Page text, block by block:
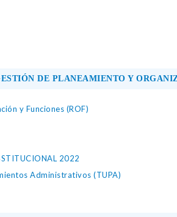
DE PLANEAMIENTO Y
y Funciones (ROF)
2022
Administrativos (TUPA)